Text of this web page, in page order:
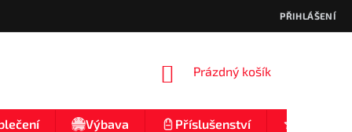
PŘIHLÁŠENÍ
NÁKUPNÍ
Prázdný košík
Výbava Příslušenství